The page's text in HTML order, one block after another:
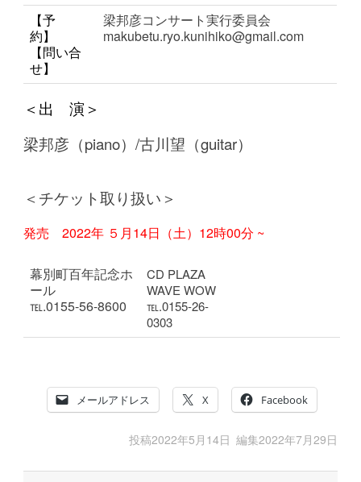
【予
約】
【問い合
せ】
梁邦彦コンサート実行委員会
makubetu.ryo.kunihiko@gmail.com
＜出 演＞
梁邦彦（piano）/古川望（guitar）
＜チケット取り扱い＞
発売 2022年 ５ 月14日（土）12時00分 ~
幕別町百年記念ホ
ール
℡.0155-56-8600
CD PLAZA
WAVE WOW
℡.0155-26-
0303
メールアドレス X Facebook
投稿2022年5月14日 編集2022年7月29日